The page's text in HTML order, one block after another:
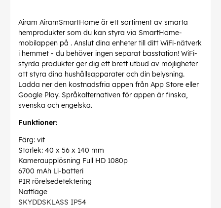
Airam AiramSmartHome är ett sortiment av smarta
hemprodukter som du kan styra via SmartHome-
mobilappen på . Anslut dina enheter till ditt WiFi-nätverk
i hemmet - du behöver ingen separat basstation! WiFi-
styrda produkter ger dig ett brett utbud av möjligheter
att styra dina hushållsapparater och din belysning.
Ladda ner den kostnadsfria appen från App Store eller
Google Play. Språkalternativen för appen är finska,
svenska och engelska.
Funktioner:
Färg: vit
Storlek: 40 x 56 x 140 mm
Kameraupplösning Full HD 1080p
6700 mAh Li-batteri
PIR rörelsedetektering
Nattläge
SKYDDSKLASS IP54